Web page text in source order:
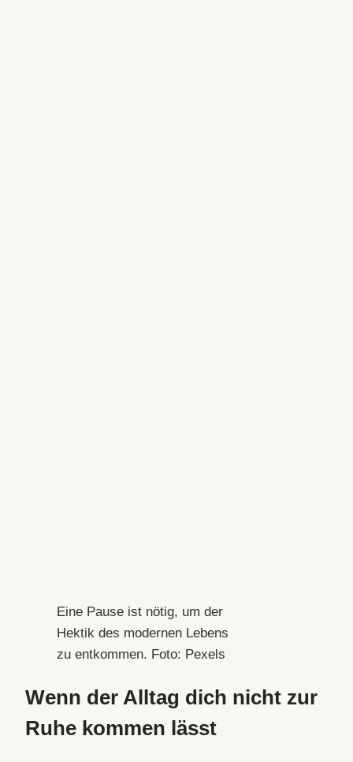
Eine Pause ist nötig, um der
Hektik des modernen Lebens
zu entkommen. Foto: Pexels
Wenn der Alltag dich nicht zur
Ruhe kommen lässt